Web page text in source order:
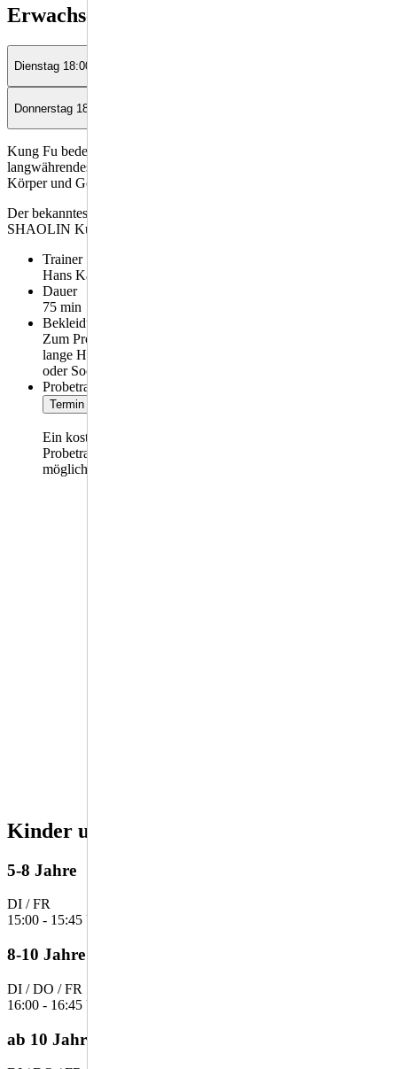
Erwachsene
Dienstag 18:00 h
Donnerstag 18:00 h
Kung Fu bedeutet soviel wie "harte Arbeit" und meint ein
langwährendes Ringen mit sich selbst, um eine Vollkommenheit von
Körper und Geist zu erreichen.
Der bekannteste aller chinesischen Kung Fu - Stile ist wohl das
SHAOLIN Kung Fu.
Trainer
Hans Karrer
Dauer
75 min
Bekleidung / Ausrüstung
Zum Probetraining:
lange Hose, T-Shirt, barfuß
oder Socken.
Probetraining
Termin vereinbaren
Ein kostenloses 14-tägiges
Probetraining ist immer
möglich.
Kinder und Jugendliche
5-8 Jahre
DI / FR
15:00 - 15:45 Uhr
8-10 Jahre
DI / DO / FR
16:00 - 16:45 Uhr
ab 10 Jahre